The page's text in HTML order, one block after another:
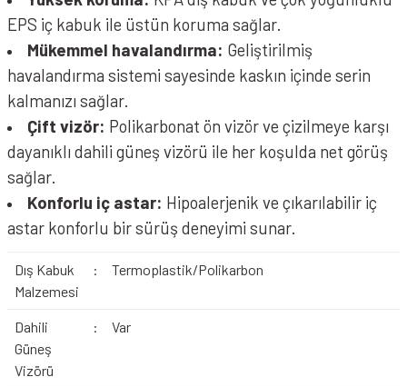
EPS iç kabuk ile üstün koruma sağlar.
Mükemmel havalandırma: Geliştirilmiş
havalandırma sistemi sayesinde kaskın içinde serin
kalmanızı sağlar.
Çift vizör: Polikarbonat ön vizör ve çizilmeye karşı
dayanıklı dahili güneş vizörü ile her koşulda net görüş
sağlar.
Konforlu iç astar: Hipoalerjenik ve çıkarılabilir iç
astar konforlu bir sürüş deneyimi sunar.
Dış Kabuk
Malzemesi
: Termoplastik/Polikarbon
Dahili
Güneş
Vizörü
: Var